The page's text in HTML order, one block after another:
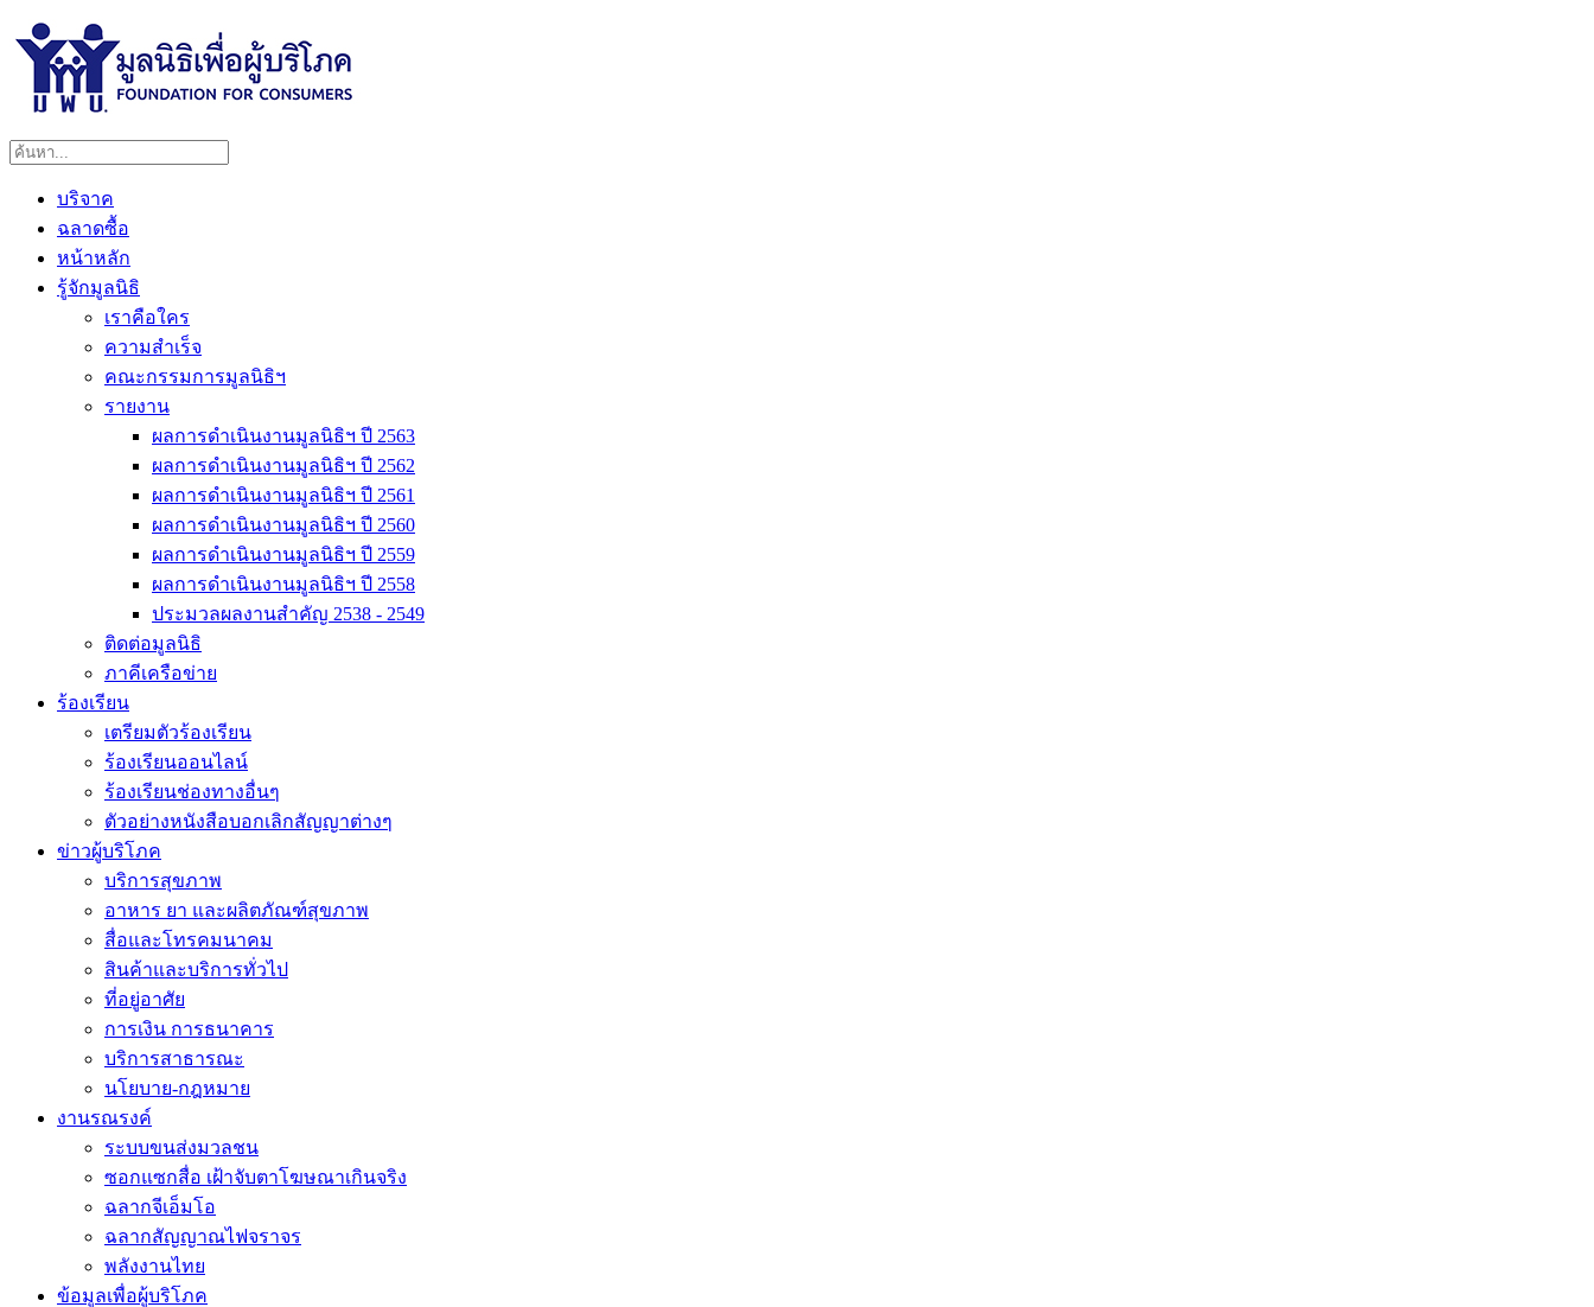
บริจาค
ฉลาดซื้อ
หน้าหลัก
รู้จักมูลนิธิ
เราคือใคร
ความสำเร็จ
คณะกรรมการมูลนิธิฯ
รายงาน
ผลการดำเนินงานมูลนิธิฯ ปี 2563
ผลการดำเนินงานมูลนิธิฯ ปี 2562
ผลการดำเนินงานมูลนิธิฯ ปี 2561
ผลการดำเนินงานมูลนิธิฯ ปี 2560
ผลการดำเนินงานมูลนิธิฯ ปี 2559
ผลการดำเนินงานมูลนิธิฯ ปี 2558
ประมวลผลงานสำคัญ 2538 - 2549
ติดต่อมูลนิธิ
ภาคีเครือข่าย
ร้องเรียน
เตรียมตัวร้องเรียน
ร้องเรียนออนไลน์
ร้องเรียนช่องทางอื่นๆ
ตัวอย่างหนังสือบอกเลิกสัญญาต่างๆ
ข่าวผู้บริโภค
บริการสุขภาพ
อาหาร ยา และผลิตภัณฑ์สุขภาพ
สื่อและโทรคมนาคม
สินค้าและบริการทั่วไป
ที่อยู่อาศัย
การเงิน การธนาคาร
บริการสาธารณะ
นโยบาย-กฎหมาย
งานรณรงค์
ระบบขนส่งมวลชน
ซอกแซกสื่อ เฝ้าจับตาโฆษณาเกินจริง
ฉลากจีเอ็มโอ
ฉลากสัญญาณไฟจราจร
พลังงานไทย
ข้อมูลเพื่อผู้บริโภค